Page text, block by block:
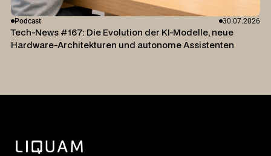
Podcast 30.07.2026
Tech-News #167: Die Evolution der KI-Modelle, neue
Hardware-Architekturen und autonome Assistenten